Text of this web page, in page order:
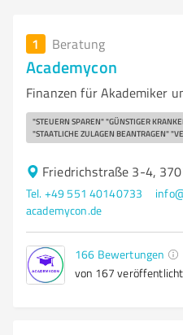
1 Beratung
Academycon
Finanzen für Akademiker
"STEUERN SPAREN" "GÜNSTIGER
"STAATLICHE ZULAGEN BEANTRAGEN"
Friedrichstraße 3-4,
Tel. +49 551 40140733
academycon.de
166 Bewertungen
von 167 veröffentlicht